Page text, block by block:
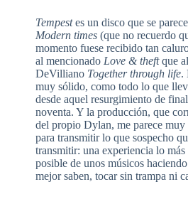
Tempestes un disco que se
Modern times (que no recuerdo
momento fuese recibido tan
al mencionado Love & theftque
DeVilliano Together through life.
muy sólido, como todo lo que
desde aquel resurgimiento de
noventa. Y la producción, que
del propio Dylan, me parece muy
para transmitir lo que sospecho
transmitir: una experiencia lo más
posible de unos músicos
mejor saben, tocar sin trampa ni